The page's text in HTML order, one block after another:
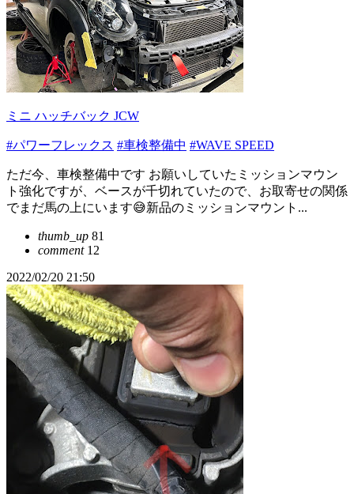
ミニ ハッチバック JCW
#パワーフレックス #車検整備中 #WAVE SPEED
ただ今、車検整備中です お願いしていたミッションマウン
ト強化ですが、ベースが千切れていたので、お取寄せの関係
でまだ馬の上にいます😅新品のミッションマウント...
thumb_up 81
comment12
2022/02/20 21:50